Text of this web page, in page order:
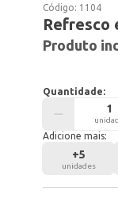
Código: 1104
Refresco
Produto
Quantidade:
Adicione mais:
+5
unidades